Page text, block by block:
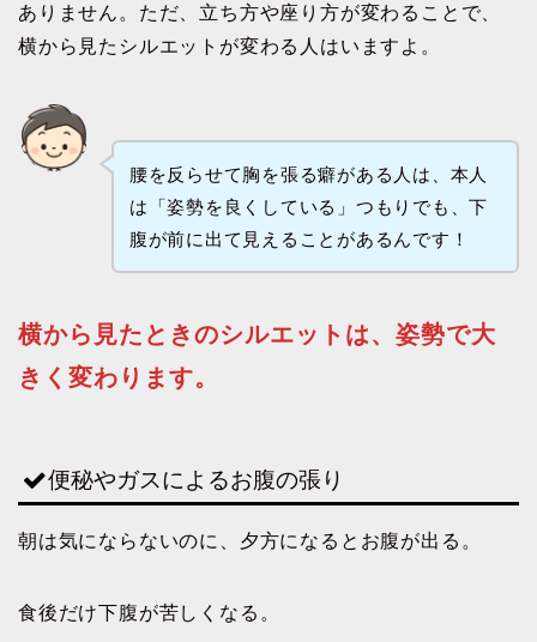
ありません。ただ、立ち方や座り方が変わることで、
横から見たシルエットが変わる人はいますよ。
腰を反らせて胸を張る癖がある人は、本人
は「姿勢を良くしている」つもりでも、下
腹が前に出て見えることがあるんです！
横から見たときのシルエットは、姿勢で大
きく変わります。
便秘やガスによるお腹の張り
朝は気にならないのに、夕方になるとお腹が出る。
食後だけ下腹が苦しくなる。